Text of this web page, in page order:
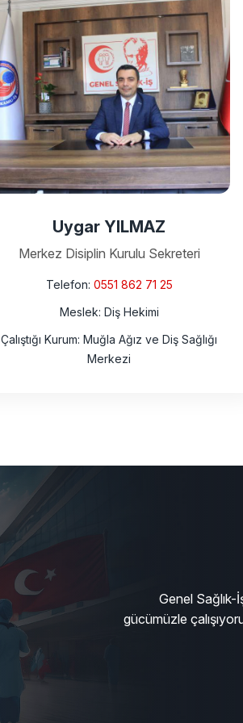
Uygar YILMAZ
Merkez Disiplin Kurulu Sekreteri
Telefon: 0551 862 71 25
Meslek: Diş Hekimi
Çalıştığı Kurum: Muğla Ağız ve Diş Sağlığı
Merkezi
Genel Sağlık-
gücümüzle